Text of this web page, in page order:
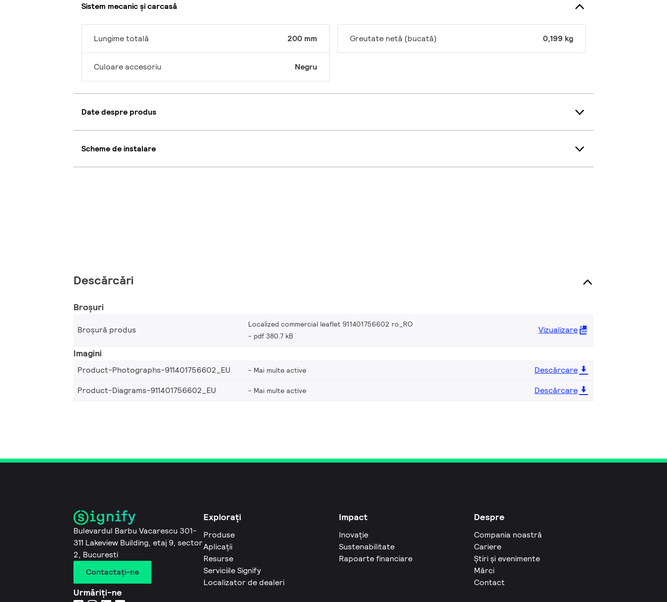
Sistem mecanic și carcasă
Lungime totală 200 mm
Culoare accesoriu Negru
Greutate netă (bucată) 0,199 kg
Date despre produs
Scheme de instalare
Descărcări
Broșuri
Broșură produs
Localized commercial leaflet 911401756602 ro_RO
pdf 380.7 kB
Vizualizare
Imagini
Product-Photographs-911401756602_EU Mai multe active
Descărcare
Product-Diagrams-911401756602_EU
Mai multe active Descărcare
Bulevardul Barbu Vacarescu 301-
311 Lakeview Building, etaj 9, sector
2, Bucuresti
Contactaţi-ne
Urmăriți-ne
Explorați
Produse
Aplicații
Resurse
Serviciile Signify
Localizator de dealeri
Impact
Inovație
Sustenabilitate
Rapoarte financiare
Despre
Compania noastră
Cariere
Știri și evenimente
Mărci
Contact